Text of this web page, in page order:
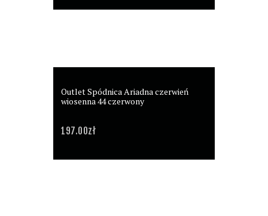
Outlet Spódnica Ariadna czerwień
wiosenna 44 czerwony
197.00zł